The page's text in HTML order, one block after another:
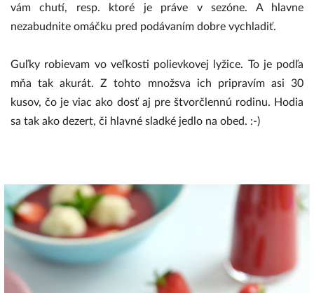
vám chutí, resp. ktoré je práve v sezóne. A hlavne
nezabudnite omáčku pred podávaním dobre vychladiť.
Guľky robievam vo veľkosti polievkovej lyžice. To je podľa
mňa tak akurát. Z tohto množsva ich pripravím asi 30
kusov, čo je viac ako dosť aj pre štvorčlennú rodinu. Hodia
sa tak ako dezert, či hlavné sladké jedlo na obed. :-)